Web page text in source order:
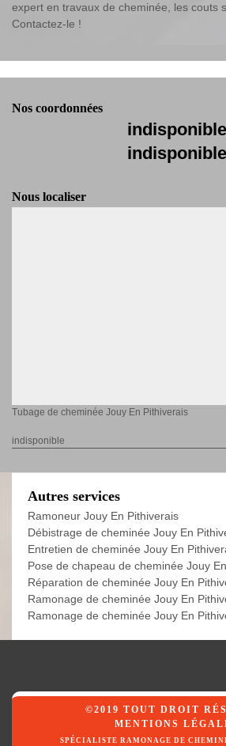
expert en travaux de cheminée, les couts
Contactez-le !
Nos coordonnées
indisponible
indisponible
Nous localiser
Tubage de cheminée Jouy En Pithiverais
indisponible
Autres services
Ramoneur Jouy En Pithiverais
Débistrage de cheminée Jouy En
Entretien de cheminée Jouy En
Pose de chapeau de cheminée Jouy
Réparation de cheminée Jouy En
Ramonage de cheminée Jouy En
Ramonage de cheminée Jouy En
©2019 TOUT DROIT
MENTIONS
SPÉCIALISTE RAMONAGE DE